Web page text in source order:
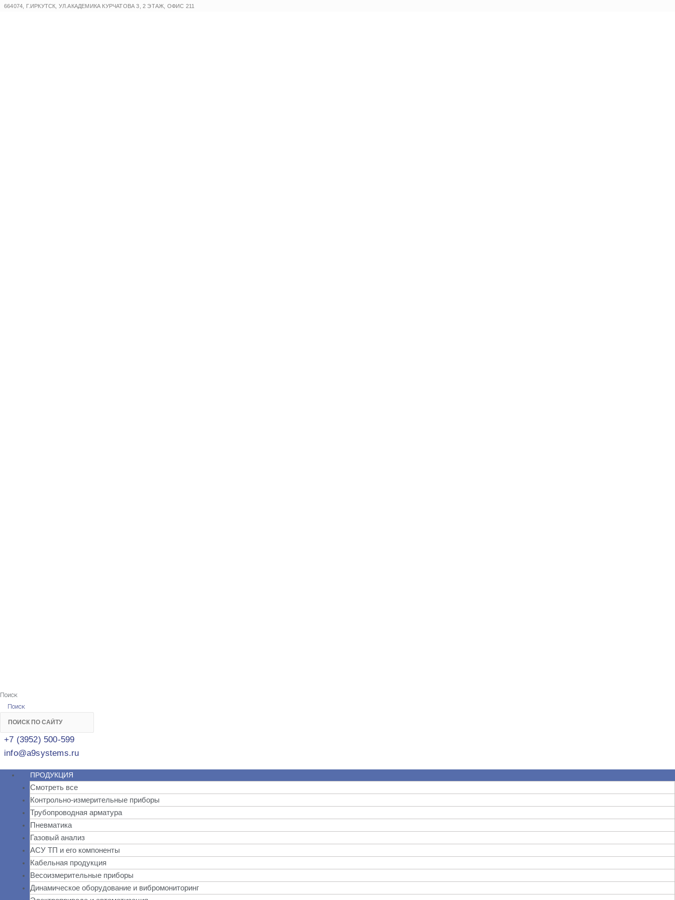
Перейти
664074, Г.ИРКУТСК, УЛ.АКАДЕМИКА КУРЧАТОВА 3, 2 ЭТАЖ, ОФИС 211
Поиск
Поиск
+7 (3952) 500-599
info@a9systems.ru
ПРОДУКЦИЯ
Смотреть все
Контрольно-измерительные приборы
Трубопроводная арматура
Пневматика
Газовый анализ
АСУ ТП и его компоненты
Кабельная продукция
Весоизмерительные приборы
Динамическое оборудование и вибромониторинг